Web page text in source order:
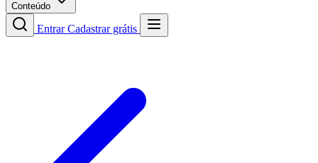
Conteúdo
EntrarCadastrar grátis